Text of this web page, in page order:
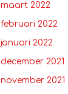
maart 2022
februari 2022
januari 2022
december 2021
november 2021